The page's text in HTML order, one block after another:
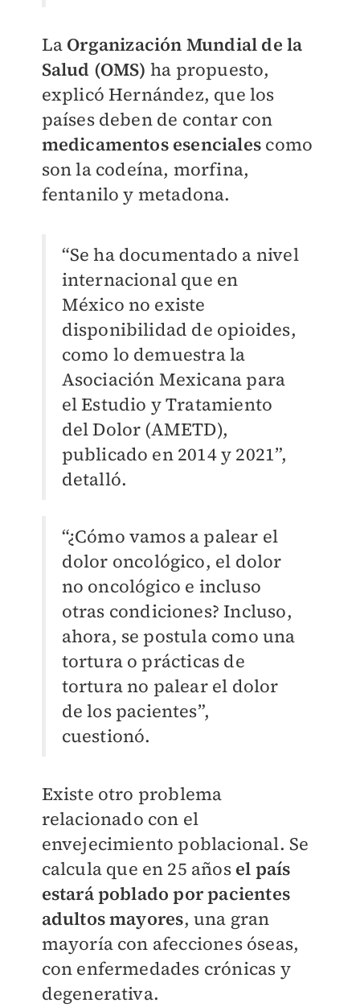
La Organización Mundial de la
Salud (OMS) ha propuesto,
explicó Hernández, que los
países deben de contar con
medicamentos esenciales como
son la codeína, morfina,
fentanilo y metadona.
“Se ha documentado a nivel
internacional que en
México no existe
disponibilidad de opioides,
como lo demuestra la
Asociación Mexicana para
el Estudio y Tratamiento
del Dolor (AMETD),
publicado en 2014 y 2021”,
detalló.
“¿Cómo vamos a palear el
dolor oncológico, el dolor
no oncológico e incluso
otras condiciones? Incluso,
ahora, se postula como una
tortura o prácticas de
tortura no palear el dolor
de los pacientes”,
cuestionó.
Existe otro problema
relacionado con el
envejecimiento poblacional. Se
calcula que en 25 años el país
estará poblado por pacientes
adultos mayores, una gran
mayoría con afecciones óseas,
con enfermedades crónicas y
degenerativa.